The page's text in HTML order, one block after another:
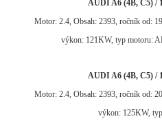
AUDI A6 (4B, C5) /
Motor: 2.4, Obsah: 2393, ročník od:
výkon: 121KW, typ motoru:
AUDI A6 (4B, C5) /
Motor: 2.4, Obsah: 2393, ročník od:
výkon: 125KW,